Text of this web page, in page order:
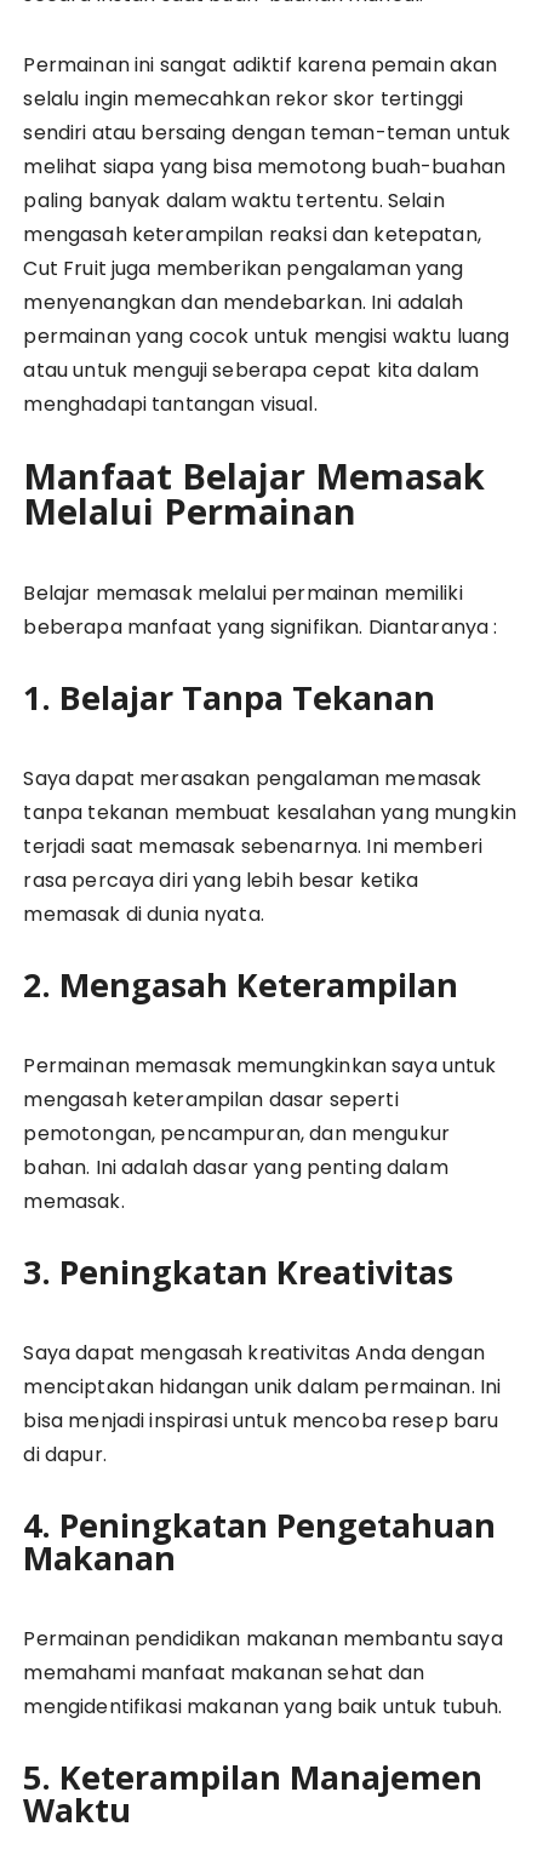
Permainan ini sangat adiktif karena pemain akan
selalu ingin memecahkan rekor skor tertinggi
sendiri atau bersaing dengan teman-teman untuk
melihat siapa yang bisa memotong buah-buahan
paling banyak dalam waktu tertentu. Selain
mengasah keterampilan reaksi dan ketepatan,
Cut Fruit juga memberikan pengalaman yang
menyenangkan dan mendebarkan. Ini adalah
permainan yang cocok untuk mengisi waktu luang
atau untuk menguji seberapa cepat kita dalam
menghadapi tantangan visual.
Manfaat Belajar Memasak
Melalui Permainan
Belajar memasak melalui permainan memiliki
beberapa manfaat yang signifikan. Diantaranya :
1. Belajar Tanpa Tekanan
Saya dapat merasakan pengalaman memasak
tanpa tekanan membuat kesalahan yang mungkin
terjadi saat memasak sebenarnya. Ini memberi
rasa percaya diri yang lebih besar ketika
memasak di dunia nyata.
2. Mengasah Keterampilan
Permainan memasak memungkinkan saya untuk
mengasah keterampilan dasar seperti
pemotongan, pencampuran, dan mengukur
bahan. Ini adalah dasar yang penting dalam
memasak.
3. Peningkatan Kreativitas
Saya dapat mengasah kreativitas Anda dengan
menciptakan hidangan unik dalam permainan. Ini
bisa menjadi inspirasi untuk mencoba resep baru
di dapur.
4. Peningkatan Pengetahuan
Makanan
Permainan pendidikan makanan membantu saya
memahami manfaat makanan sehat dan
mengidentifikasi makanan yang baik untuk tubuh.
5. Keterampilan Manajemen
Waktu